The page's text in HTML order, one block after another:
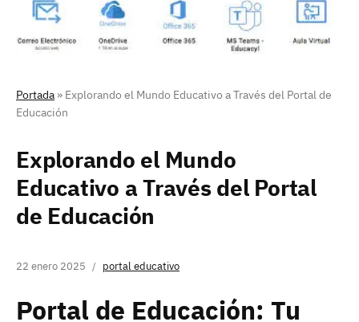
Portada » Explorando el Mundo Educativo a Través del Portal de
Educación
Explorando el Mundo
Educativo a Través del Portal
de Educación
22 enero 2025 portal educativo
Portal de Educación: Tu